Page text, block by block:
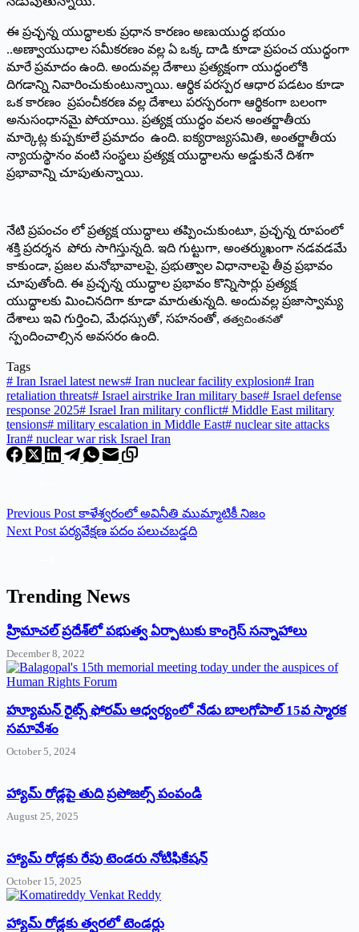
ఈ ప్రచ్ఛన్న యుద్ధాలకు ప్రధాన కారణం అణుయుద్ధ భయం
..అణ్వాయుధాల సమీకరణం వల్ల ఏ ఒక్క దాడి కూడా ప్రపంచ యుద్ధంగా
మారే ప్రమాదం ఉంది. అందువల్ల దేశాలు ప్రత్యక్షంగా యుద్ధంలోకి
దిగడాన్ని నివారించుకుంటున్నాయి. ఆర్థిక పరస్పర ఆధార పడటం కూడా
ఒక కారణం ప్రపంచీకరణ వల్ల దేశాలు పరస్పరంగా ఆర్థికంగా బలంగా
అనుసంధానమై పోయాయి. ప్రత్యక్ష యుద్ధం వలన అంతర్జాతీయ
మార్కెట్ల కుప్పకూలే ప్రమాదం ఉంది. ఐక్యరాజ్యసమితి, అంతర్జాతీయ
న్యాయస్థానం వంటి సంస్థలు ప్రత్యక్ష యుద్ధాలను అడ్డుకునే దిశగా
ప్రభావాన్ని చూపుతున్నాయి.
నేటి ప్రపంచం లో ప్రత్యక్ష యుద్ధాలు తప్పించుకుంటూ, ప్రచ్ఛన్న రూపంలో
శక్తి ప్రదర్శన పోరు సాగిస్తున్నది. ఇది గుట్టుగా, అంతర్ముఖంగా నడవడమే
కాకుండా, ప్రజల మనోభావాలపై, ప్రభుత్వాల విధానాలపై తీవ్ర ప్రభావం
చూపుతోంది. ఈ ప్రచ్ఛన్న యుద్ధాల ప్రభావం కొన్నిసార్లు ప్రత్యక్ష
యుద్ధాలకు మించినదిగా కూడా మారుతున్నది. అందువల్ల ప్రజాస్వామ్య
దేశాలు ఇవి గుర్తించి, మేధస్సుతో, సహనంతో, తత్వచింతనతో
స్పందించాల్సిన అవసరం ఉంది.
Tags
# Iran Israel latest news# Iran nuclear facility explosion# Iran
retaliation threats# Israel airstrike Iran military base# Israel defense
response 2025# Israel Iran military conflict# Middle East military
tensions# military escalation in Middle East# nuclear site attacks
Iran# nuclear war risk Israel Iran
Previous Post కాళేశ్వరంలో అవినీతి ముమ్మాటికీ నిజం
Next Post పర్యవేక్షణ పదం పలుచబడ్డది
Trending News
‌హ్రిమాచల్‌ ‌ప్రదేశ్‌లో పభుత్వ ఏర్పాటుకు కాంగ్రెస్‌ ‌సన్నాహాలు
December 8, 2022
హ్యూమన్‌ రైట్స్‌ ఫోరమ్‌ ఆధ్వర్యంలో నేడు బాలగోపాల్‌ 15వ స్మారక
సమావేశం
October 5, 2024
హ్యామ్‌ రోడ్లపై తుది ప్రపోజల్స్‌ పంపండి
August 25, 2025
హ్యామ్‌ రోడ్లకు రేపు టెండరు నోటిఫికేషన్‌
October 15, 2025
హ్యామ్‌ రోడ్లకు త్వరలో టెండర్లు